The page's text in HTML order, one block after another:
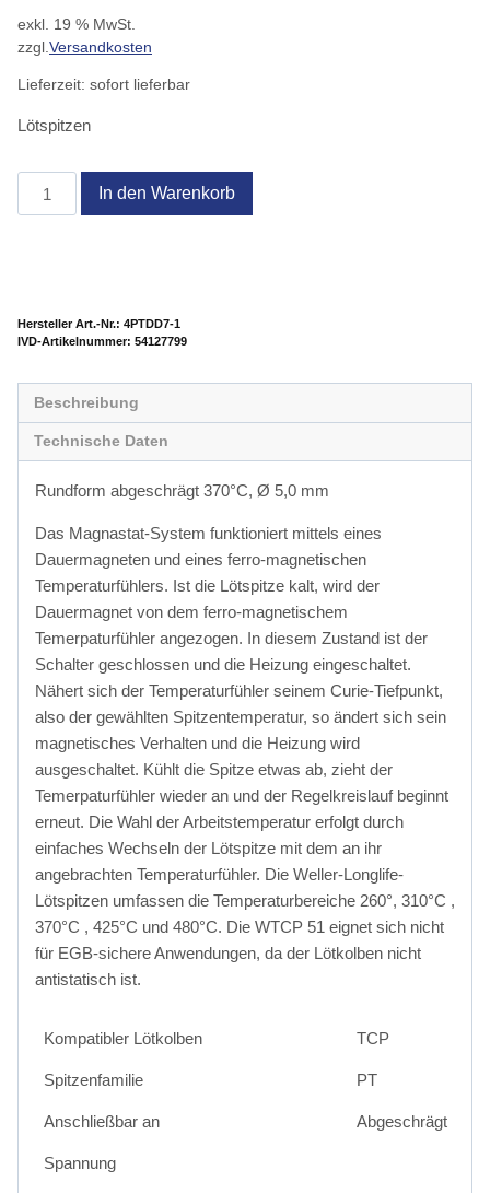
exkl. 19 % MwSt.
zzgl. Versandkosten
Lieferzeit: sofort lieferbar
Lötspitzen
DD7
In den Warenkorb
Hersteller Art.-Nr.: 4PTDD7-1
Artikelnummer: 54127799
Beschreibung
Technische Daten
Rundform abgeschrägt 370°C, Ø 5,0 mm
Das Magnastat-System funktioniert mittels eines
Dauermagneten und eines ferro-magnetischen
Temperaturfühlers. Ist die Lötspitze kalt, wird der
Dauermagnet von dem ferro-magnetischem
Temerpaturfühler angezogen. In diesem Zustand ist der
Schalter geschlossen und die Heizung eingeschaltet.
Nähert sich der Temperaturfühler seinem Curie-Tiefpunkt,
also der gewählten Spitzentemperatur, so ändert sich sein
magnetisches Verhalten und die Heizung wird
ausgeschaltet. Kühlt die Spitze etwas ab, zieht der
Temerpaturfühler wieder an und der Regelkreislauf beginnt
erneut. Die Wahl der Arbeitstemperatur erfolgt durch
einfaches Wechseln der Lötspitze mit dem an ihr
angebrachten Temperaturfühler. Die Weller-Longlife-
Lötspitzen umfassen die Temperaturbereiche 260°, 310°C ,
370°C , 425°C und 480°C. Die WTCP 51 eignet sich nicht
für EGB-sichere Anwendungen, da der Lötkolben nicht
antistatisch ist.
Kompatibler Lötkolben TCP
Spitzenfamilie PT
Anschließbar an Abgeschrägt
Spannung